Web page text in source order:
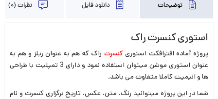
توضیحات دانلود فایل نظرات (0)
استوری کنسرت راک
پروژه آماده افترافکت استوری کنسرت راک که هم به عنوان ریلز و هم به
عنوان استوری موشن میتوان استفاده نمود و دارای 3 تمپلیت با طراحی
ها و انیمیت کاملا متفاوت می باشد.
شما در این پروژه میتوانید رنگ، متن، عکس، تاریخ برگزاری کنسرت و نام